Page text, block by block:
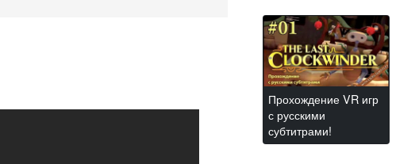
Прохождение VR игр
с русскими
субтитрами!